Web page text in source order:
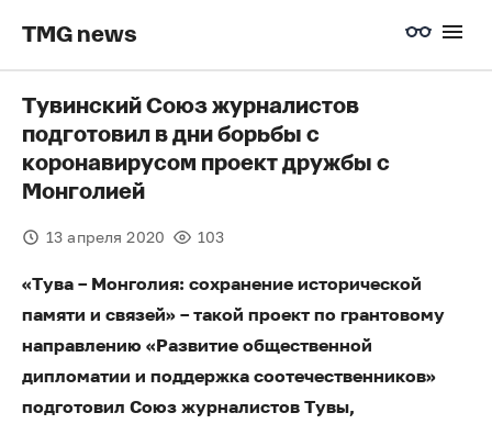
TMG news
Тувинский Союз журналистов
подготовил в дни борьбы с
коронавирусом проект дружбы с
Монголией
13 апреля 2020 103
«Тува – Монголия: сохранение исторической
памяти и связей» – такой проект по грантовому
направлению «Развитие общественной
дипломатии и поддержка соотечественников»
подготовил Союз журналистов Тувы,